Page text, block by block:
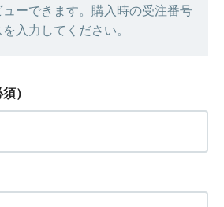
ーできます。購入時の受注番号
入力してください。
須）